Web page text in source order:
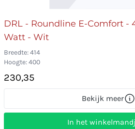
DRL - Roundline E-Comfort -
Watt - Wit
Breedte: 414
Hoogte: 400
230,35
Bekijk meer
In het